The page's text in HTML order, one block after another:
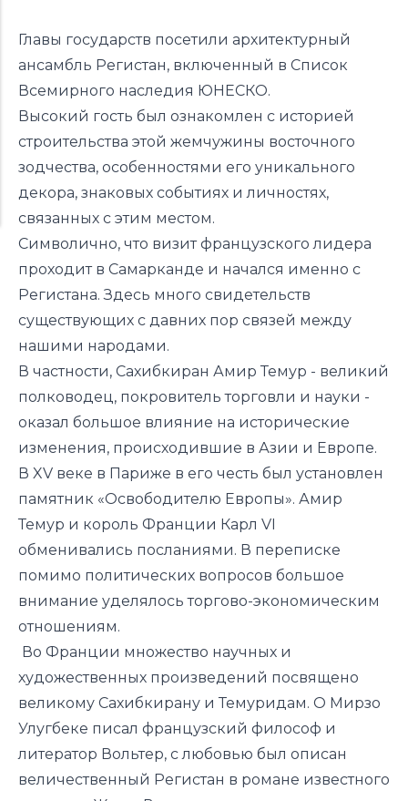
Главы государств посетили архитектурный
ансамбль Регистан, включенный в Список
Всемирного наследия ЮНЕСКО.
Высокий гость был ознакомлен с историей
строительства этой жемчужины восточного
зодчества, особенностями его уникального
декора, знаковых событиях и личностях,
связанных с этим местом.
Символично, что визит французского лидера
проходит в Самарканде и начался именно с
Регистана. Здесь много свидетельств
существующих с давних пор связей между
нашими народами.
В частности, Сахибкиран Амир Темур - великий
полководец, покровитель торговли и науки -
оказал большое влияние на исторические
изменения, происходившие в Азии и Европе.
В XV веке в Париже в его честь был установлен
памятник «Освободителю Европы». Амир
Темур и король Франции Карл VI
обменивались посланиями. В переписке
помимо политических вопросов большое
внимание уделялось торгово-экономическим
отношениям.
Во Франции множество научных и
художественных произведений посвящено
великому Сахибкирану и Темуридам. О Мирзо
Улугбеке писал французский философ и
литератор Вольтер, с любовью был описан
величественный Регистан в романе известного